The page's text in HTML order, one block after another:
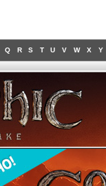
Q R S T U V W X Y